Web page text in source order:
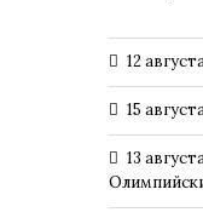
12
15
13